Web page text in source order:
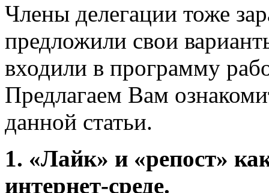
Члены делегации тоже
предложили свои
входили в программу
Предлагаем Вам
данной статьи.
1. «Лайк» и «репост»
интернет-среде.